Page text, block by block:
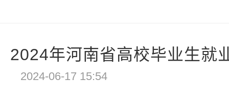
2024年河南省高校毕业生就
2024-06-17 15:54